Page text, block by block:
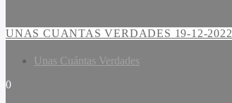
UNAS CUANTAS VERDADES 19-12-2022
Unas Cuántas Verdades
0